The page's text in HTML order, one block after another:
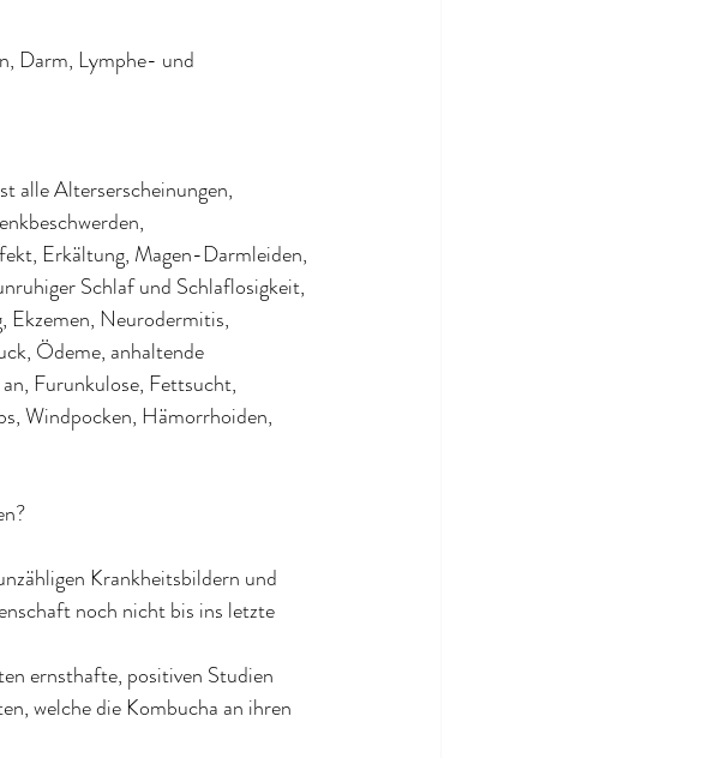
Darm, Lymphe- und
alle Alterserscheinungen,
Erkältung, Magen-Darmleiden,
Schlaf und Schlaflosigkeit,
Ekzemen, Neurodermitis,
Ödeme, anhaltende
Furunkulose, Fettsucht,
Windpocken, Hämorrhoiden,
Krankheitsbildern und
noch nicht bis ins letzte
ernsthafte, positiven Studien
welche die Kombucha an ihren